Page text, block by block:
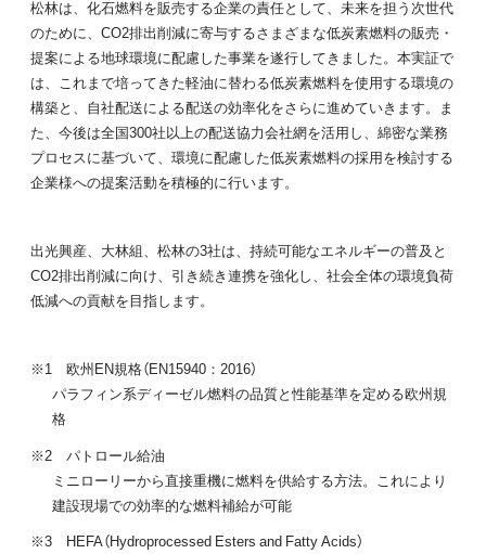
松林は、化石燃料を販売する企業の責任として、未来を担う次世代
のために、CO2排出削減に寄与するさまざまな低炭素燃料の販売・
提案による地球環境に配慮した事業を遂行してきました。本実証で
は、これまで培ってきた軽油に替わる低炭素燃料を使用する環境の
構築と、自社配送による配送の効率化をさらに進めていきます。ま
た、今後は全国300社以上の配送協力会社網を活用し、綿密な業務
プロセスに基づいて、環境に配慮した低炭素燃料の採用を検討する
企業様への提案活動を積極的に行います。
出光興産、大林組、松林の3社は、持続可能なエネルギーの普及と
CO2排出削減に向け、引き続き連携を強化し、社会全体の環境負荷
低減への貢献を目指します。
※1 欧州EN規格（EN15940：2016）
パラフィン系ディーゼル燃料の品質と性能基準を定める欧州規
格
※2 パトロール給油
ミニローリーから直接重機に燃料を供給する方法。これにより
建設現場での効率的な燃料補給が可能
※3 HEFA（Hydroprocessed Esters and Fatty Acids）